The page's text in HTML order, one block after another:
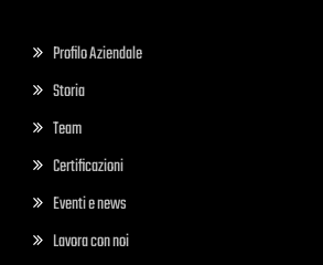
Profilo Aziendale
Storia
Team
Certificazioni
Eventi e news
Lavora con noi